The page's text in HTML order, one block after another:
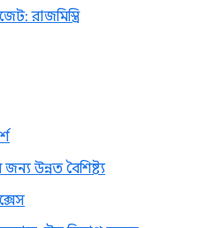
রাজমিস্ত্রি
উন্নত বৈশিষ্ট্য